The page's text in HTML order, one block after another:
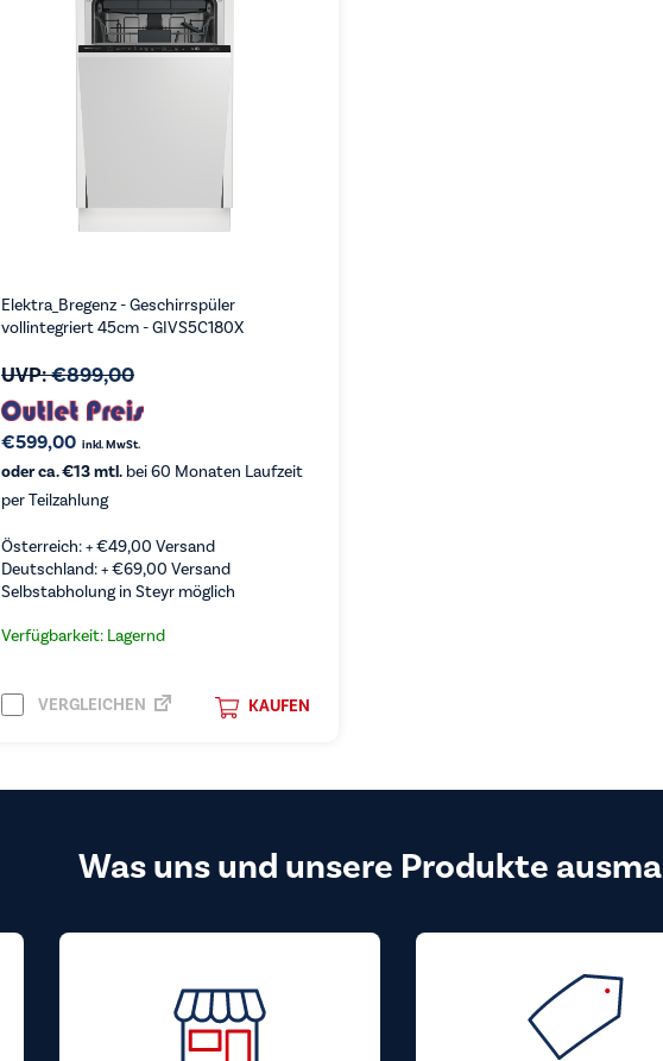
Elektra_Bregenz - Geschirrspüler
vollintegriert 45cm - GIVS5C180X
UVP:€899,00
€599,00 inkl. MwSt.
oder ca. €13 mtl. bei 60 Monaten Laufzeit
per Teilzahlung
Österreich: +€49,00 Versand
Deutschland: +€69,00 Versand
Selbstabholung in Steyr möglich
Verfügbarkeit: Lagernd
KAUFEN
VERGLEICHEN
Was uns und unsere Produkte